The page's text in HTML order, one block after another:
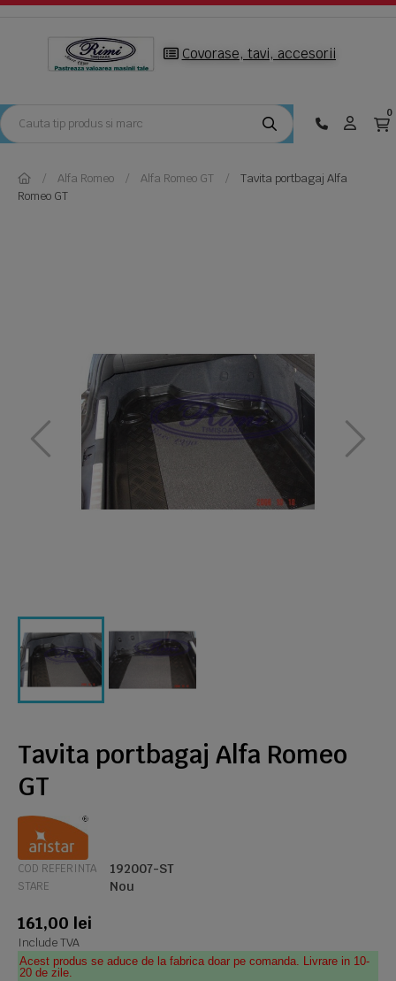
Covorase, tavi, accesorii
0
Alfa Romeo Alfa Romeo GT
Tavita portbagaj Alfa
Romeo GT
Tavita portbagaj Alfa Romeo
GT
COD REFERINTA 192007-ST
STARE Nou
161,00 lei
Include TVA
Acest produs se aduce de la fabrica doar pe comanda. Livrare in 10-
20 de zile.